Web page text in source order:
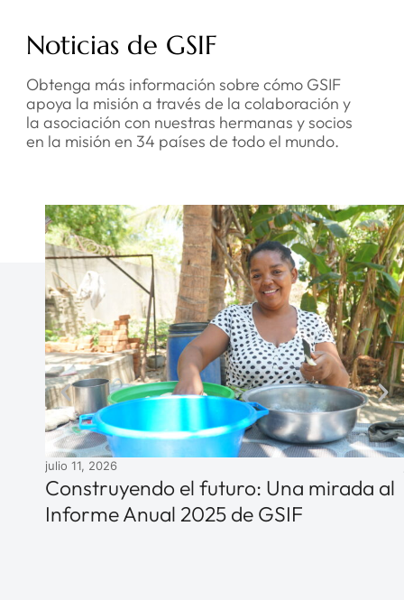
Noticias de GSIF
Obtenga más información sobre cómo GSIF
apoya la misión a través de la colaboración y
la asociación con nuestras hermanas y socios
en la misión en 34 países de todo el mundo.
julio 11, 2026
Construyendo el futuro: Una mirada al
Informe Anual 2025 de GSIF